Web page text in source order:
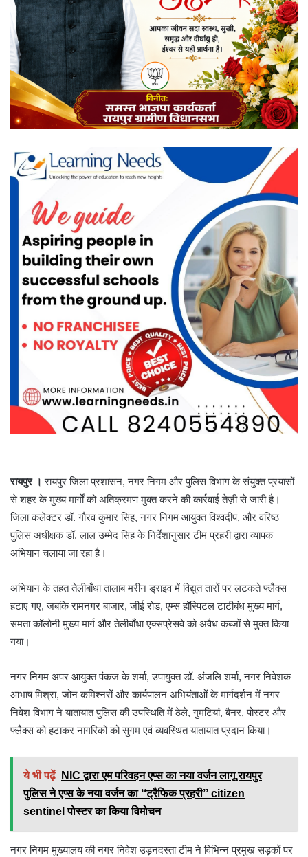
रायपुर । रायपुर जिला प्रशासन, नगर निगम और पुलिस विभाग के संयुक्त प्रयासों
से शहर के मुख्य मार्गों को अतिक्रमण मुक्त करने की कार्रवाई तेज़ी से जारी है।
जिला कलेक्टर डॉ. गौरव कुमार सिंह, नगर निगम आयुक्त विश्वदीप, और वरिष्ठ
पुलिस अधीक्षक डॉ. लाल उम्मेद सिंह के निर्देशानुसार टीम प्रहरी द्वारा व्यापक
अभियान चलाया जा रहा है।
अभियान के तहत तेलीबाँधा तालाब मरीन ड्राइव में विद्युत तारों पर लटकते फ्लैक्स
हटाए गए, जबकि रामनगर बाजार, जीई रोड, एम्स हॉस्पिटल टाटीबंध मुख्य मार्ग,
समता कॉलोनी मुख्य मार्ग और तेलीबाँधा एक्सप्रेसवे को अवैध कब्जों से मुक्त किया
गया।
नगर निगम अपर आयुक्त पंकज के शर्मा, उपायुक्त डॉ. अंजलि शर्मा, नगर निवेशक
आभाष मिश्रा, जोन कमिश्नरों और कार्यपालन अभियंताओं के मार्गदर्शन में नगर
निवेश विभाग ने यातायात पुलिस की उपस्थिति में ठेले, गुमटियां, बैनर, पोस्टर और
फ्लैक्स को हटाकर नागरिकों को सुगम एवं व्यवस्थित यातायात प्रदान किया।
ये भी पढ़ें
NIC द्वारा एम परिवहन एप्स का नया वर्जन लागू,रायपुर
पुलिस ने एप्स के नया वर्जन का ‘‘ट्रैफिक प्रहरी’’ citizen
sentinel पोस्टर का किया विमोचन
नगर निगम मुख्यालय की नगर निवेश उड़नदस्ता टीम ने विभिन्न प्रमुख सड़कों पर